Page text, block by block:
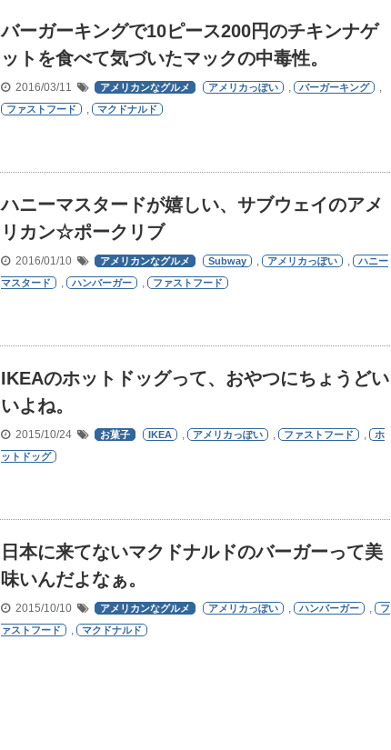
バーガーキングで10ピース200円のチキンナゲ
ットを食べて気づいたマックの中毒性。
2016/03/11 アメリカンなグルメ アメリカっぽい , バーガーキング ,
ファストフード , マクドナルド
ハニーマスタードが嬉しい、サブウェイのアメ
リカン☆ポークリブ
2016/01/10 アメリカンなグルメ Subway , アメリカっぽい ,
ハニー
マスタード
, ハンバーガー , ファストフード
IKEAのホットドッグって、おやつにちょうどい
いよね。
2015/10/24 お菓子 IKEA , アメリカっぽい , ファストフード ,
ホ
ットドッグ
日本に来てないマクドナルドのバーガーって美
味いんだよなぁ。
2015/10/10 アメリカンなグルメ アメリカっぽい , ハンバーガー ,
フ
ァストフード
, マクドナルド